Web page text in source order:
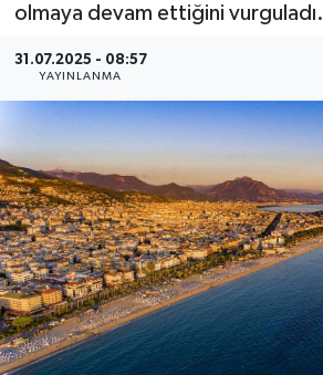
olmaya devam ettiğini vurguladı.
31.07.2025 - 08:57
YAYINLANMA